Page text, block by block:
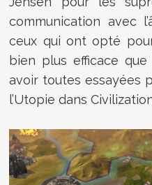
communication avec
ceux qui ont opté
bien plus efficace
avoir toutes essayées
l’Utopie dans